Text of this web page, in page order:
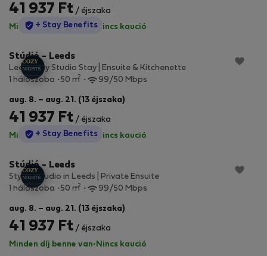
41 937 Ft / éjszaka
Minden díj benne van·Nincs kaució
StayProtection
+ Stay Benefits
Stúdió - Leeds
Leeds City Studio Stay | Ensuite & Kitchenette
1 hálószoba
50 m2 99/50 Mbps
aug. 8. – aug. 21. (13 éjszaka)
41 937 Ft / éjszaka
Minden díj benne van·Nincs kaució
StayProtection
+ Stay Benefits
Stúdió - Leeds
Stylish Studio in Leeds | Private Ensuite
1 hálószoba
50 m2 99/50 Mbps
aug. 8. – aug. 21. (13 éjszaka)
41 937 Ft / éjszaka
Minden díj benne van· Nincs kaució